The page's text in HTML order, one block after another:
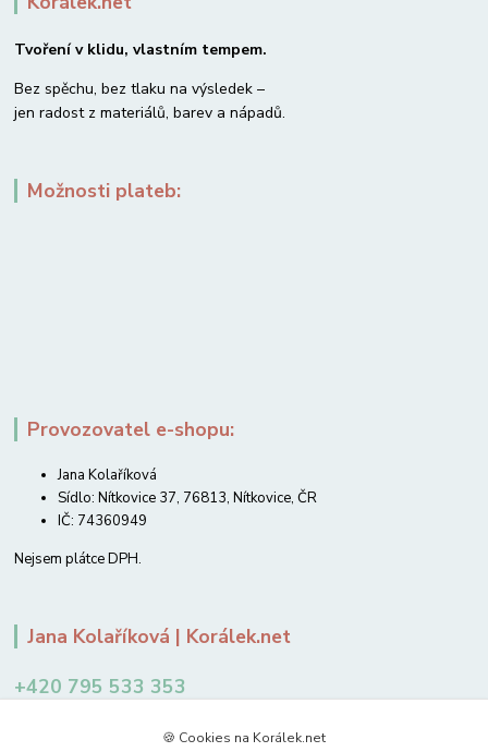
Tvoření v klidu, vlastním tempem.
Bez spěchu, bez tlaku na výsledek –
jen radost z materiálů, barev a nápadů.
Možnosti plateb:
Provozovatel e-shopu:
Jana Kolaříková
Sídlo: Nítkovice 37, 76813, Nítkovice, ČR
IČ: 74360949
Nejsem plátce DPH.
Jana Kolaříková | Korálek.net
+420 795 533 353
🍪 Cookies na Korálek.net